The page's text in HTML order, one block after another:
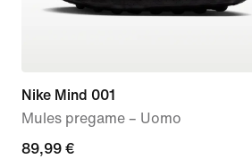
Nike Mind 001
Mules pregame – Uomo
89,99
89,99 €